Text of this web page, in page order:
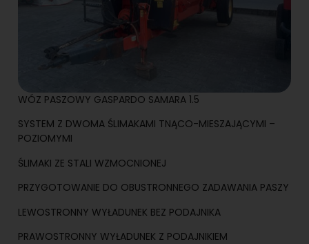
WÓZ PASZOWY GASPARDO SAMARA 1.5
SYSTEM Z DWOMA ŚLIMAKAMI TNĄCO-MIESZAJĄCYMI –
POZIOMYMI
ŚLIMAKI ZE STALI WZMOCNIONEJ
PRZYGOTOWANIE DO OBUSTRONNEGO ZADAWANIA PASZY
LEWOSTRONNY WYŁADUNEK BEZ PODAJNIKA
PRAWOSTRONNY WYŁADUNEK Z PODAJNIKIEM